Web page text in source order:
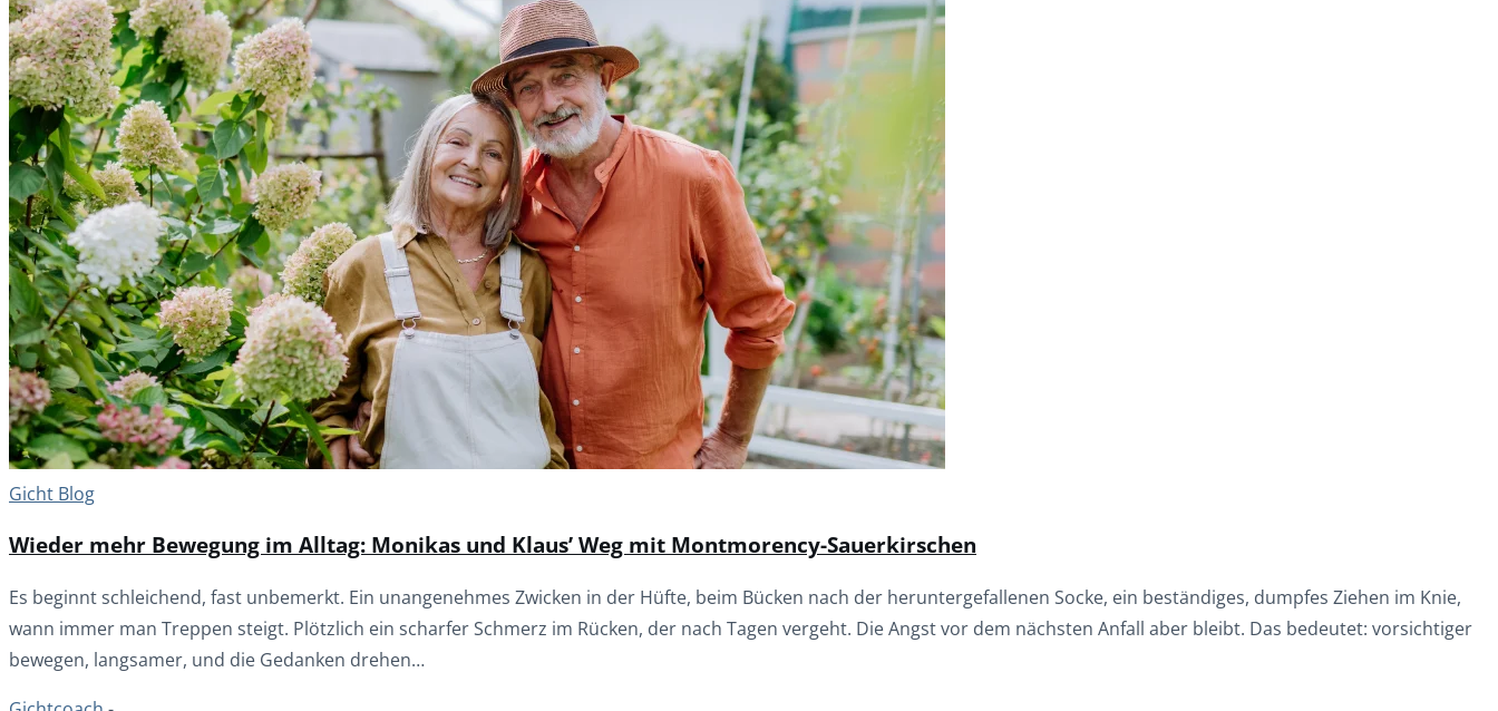
Gicht Blog
Wieder mehr Bewegung im Alltag: Monikas und Klaus’ Weg mit Montmorency-Sauerkirschen
Es beginnt schleichend, fast unbemerkt. Ein unangenehmes Zwicken in der Hüfte, beim Bücken nach der heruntergefallenen Socke, ein beständiges, dumpfes Ziehen im Knie,
wann immer man Treppen steigt. Plötzlich ein scharfer Schmerz im Rücken, der nach Tagen vergeht. Die Angst vor dem nächsten Anfall aber bleibt. Das bedeutet: vorsichtiger
bewegen, langsamer, und die Gedanken drehen…